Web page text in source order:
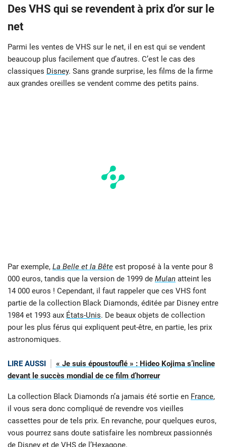
Des VHS qui se revendent à prix d’or sur le
net
Parmi les ventes de VHS sur le net, il en est qui se vendent
beaucoup plus facilement que d’autres. C’est le cas des
classiques Disney. Sans grande surprise, les films de la firme
aux grandes oreilles se vendent comme des petits pains.
Par exemple, La Belle et la Bête est proposé à la vente pour 8
000 euros, tandis que la version de 1999 de Mulan atteint les
14 000 euros ! Cependant, il faut rappeler que ces VHS font
partie de la collection Black Diamonds, éditée par Disney entre
1984 et 1993 aux États-Unis. De beaux objets de collection
pour les plus férus qui expliquent peut-être, en partie, les prix
astronomiques.
LIRE AUSSI
« Je suis époustouflé » : Hideo Kojima s’incline
devant le succès mondial de ce film d’horreur
La collection Black Diamonds n’a jamais été sortie en France,
il vous sera donc compliqué de revendre vos vieilles
cassettes pour de tels prix. En revanche, pour quelques euros,
vous pourrez sans doute satisfaire les nombreux passionnés
de Disney et de VHS de l’Hexagone.